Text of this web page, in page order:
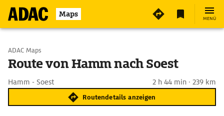
Maps MENÜ
Start wählen
ADAC Maps
Route von Hamm nach Soest
Hamm - Soest 2 h 44 min · 239 km
Routendetails anzeigen